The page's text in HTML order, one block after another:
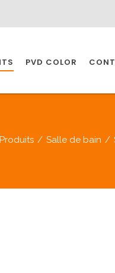
PVD COLOR
Produits / Salle de bain /